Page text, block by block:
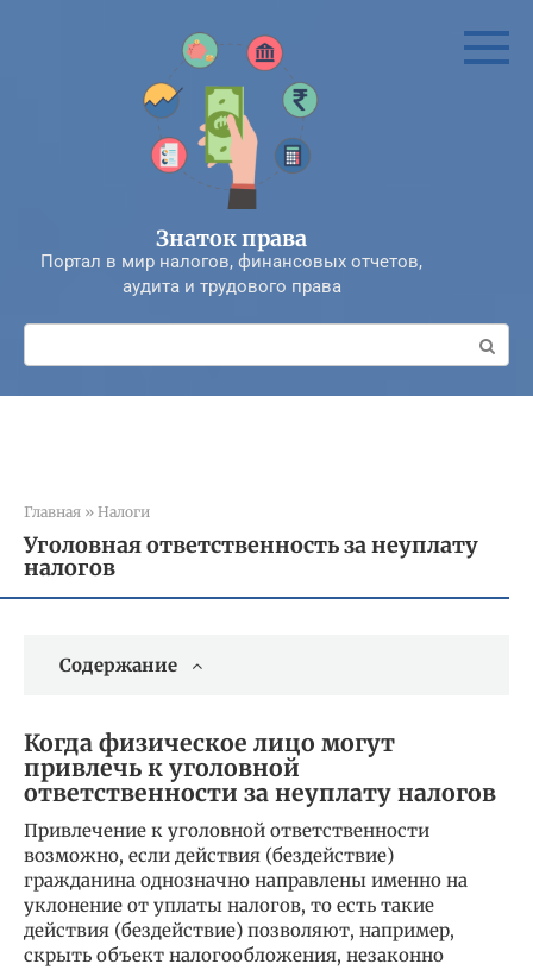
Знаток права
Портал в мир налогов, финансовых отчетов,
аудита и трудового права
Поиск:
Главная » Налоги
Уголовная ответственность за неуплату
налогов
Содержание
Когда физическое лицо могут
привлечь к уголовной
ответственности за неуплату налогов
Привлечение к уголовной ответственности
возможно, если действия (бездействие)
гражданина однозначно направлены именно на
уклонение от уплаты налогов, то есть такие
действия (бездействие) позволяют, например,
скрыть объект налогообложения, незаконно